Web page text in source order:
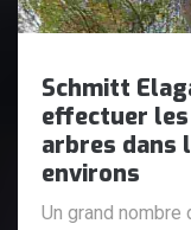
Schmitt
effectuer
arbres dans
environs
Un grand